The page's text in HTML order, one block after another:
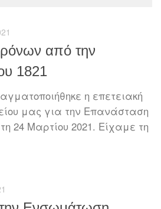
από την
1821
η επετειακή
μας για την Επανάσταση
24 Μαρτίου 2021. Είχαμε τη